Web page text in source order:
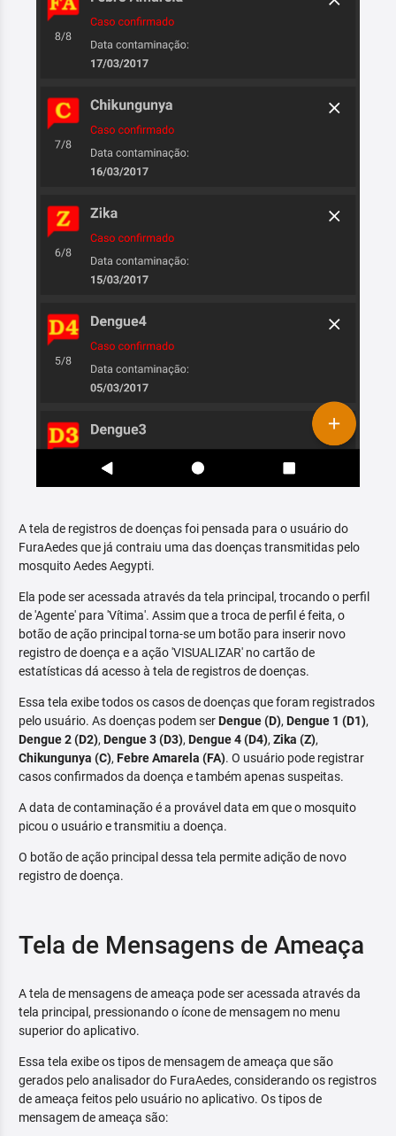
A tela de registros de doenças foi pensada para o usuário do
FuraAedes que já contraiu uma das doenças transmitidas pelo
mosquito Aedes Aegypti.
Ela pode ser acessada através da tela principal, trocando o perfil
de 'Agente' para 'Vítima'. Assim que a troca de perfil é feita, o
botão de ação principal torna-se um botão para inserir novo
registro de doença e a ação 'VISUALIZAR' no cartão de
estatísticas dá acesso à tela de registros de doenças.
Essa tela exibe todos os casos de doenças que foram registrados
pelo usuário. As doenças podem serDengue (D), Dengue 1 (D1),
Dengue 2 (D2), Dengue 3 (D3), Dengue 4 (D4), Zika (Z),
Chikungunya (C), Febre Amarela (FA). O usuário pode registrar
casos confirmados da doença e também apenas suspeitas.
A data de contaminação é a provável data em que o mosquito
picou o usuário e transmitiu a doença.
O botão de ação principal dessa tela permite adição de novo
registro de doença.
Tela de Mensagens de Ameaça
A tela de mensagens de ameaça pode ser acessada através da
tela principal, pressionando o ícone de mensagem no menu
superior do aplicativo.
Essa tela exibe os tipos de mensagem de ameaça que são
gerados pelo analisador do FuraAedes, considerando os registros
de ameaça feitos pelo usuário no aplicativo. Os tipos de
mensagem de ameaça são: